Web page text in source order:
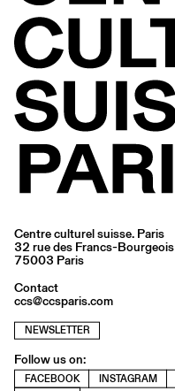
Centre culturel suisse. Paris
32 rue des Francs-Bourgeois
75003 Paris
Contact
ccs@ccsparis.com
NEWSLETTER
Follow us on:
FACEBOOK INSTAGRAM